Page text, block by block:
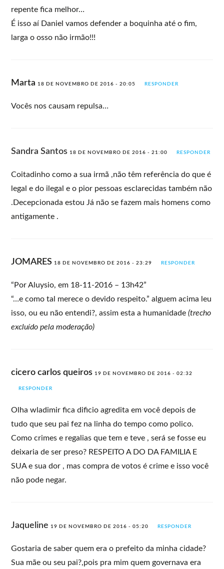
repente fica melhor…
É isso aí Daniel vamos defender a boquinha até o fim,
larga o osso não irmão!!!
Marta 18 DE NOVEMBRO DE 2016 - 20:05 RESPONDER
Vocês nos causam repulsa…
Sandra Santos 18 DE NOVEMBRO DE 2016 - 21:00 RESPONDER
Coitadinho como a sua irmã ,não têm referência do que é
legal e do ilegal e o pior pessoas esclarecidas também não
.Decepcionada estou Já não se fazem mais homens como
antigamente .
JOMARES 18 DE NOVEMBRO DE 2016 - 23:29 RESPONDER
“Por Aluysio, em 18-11-2016 – 13h42”
“…e como tal merece o devido respeito.” alguem acima leu
isso, ou eu não entendi?, assim esta a humanidade(trecho
excluído pela moderação)
cicero carlos queiros 19 DE NOVEMBRO DE 2016 - 02:32
RESPONDER
Olha wladimir fica dificio agredita em você depois de
tudo que seu pai fez na linha do tempo como polico.
Como crimes e regalias que tem e teve , será se fosse eu
deixaria de ser preso? RESPEITO A DO DA FAMILIA E
SUA e sua dor , mas compra de votos é crime e isso você
não pode negar.
Jaqueline 19 DE NOVEMBRO DE 2016 - 05:20 RESPONDER
Gostaria de saber quem era o prefeito da minha cidade?
Sua mãe ou seu pai?,pois pra mim quem governava era